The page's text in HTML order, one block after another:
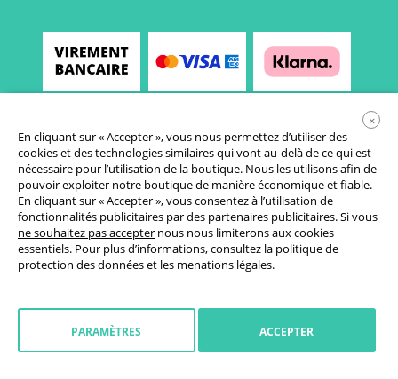
Conditions générales de vente
Déclaration de protection des données
Droit de rétractation
×
En cliquant sur « Accepter », vous nous permettez d’utiliser des
cookies et des technologies similaires qui vont au-delà de ce qui est
nécessaire pour l’utilisation de la boutique. Nous les utilisons afin de
pouvoir exploiter notre boutique de manière économique et fiable.
En cliquant sur « Accepter », vous consentez à l’utilisation de
fonctionnalités publicitaires par des partenaires publicitaires. Si vous
ne souhaitez pas accepter nous nous limiterons aux cookies
essentiels. Pour plus d’informations, consultez la politique de
protection des donnéeset les menations légales.
PARAMÈTRES ACCEPTER